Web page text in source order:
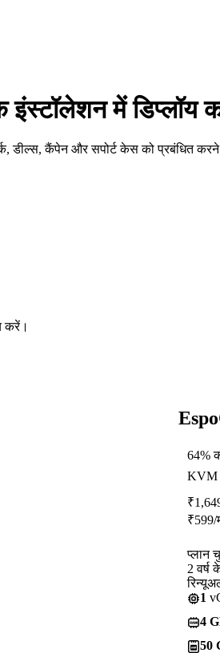
में डिप्लॉय
कैंपेन और सपोर्ट केस को प्रबंधित करने
64%
KVM
₹
₹599/
प्लान
2 वर्ष
1
4
50